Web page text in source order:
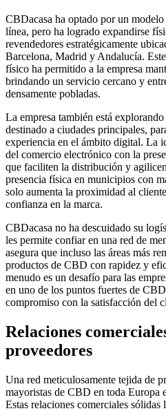
CBDacasa ha optado por un
línea, pero ha logrado expandirse
revendedores estratégicamente
Barcelona, Madrid y Andalucía.
físico ha permitido a la empresa
brindando un servicio cercano y
densamente pobladas.
La empresa también está
destinado a ciudades principales,
experiencia en el ámbito digital. La
del comercio electrónico con la
que faciliten la distribución y
presencia física en municipios con
solo aumenta la proximidad al
confianza en la marca.
CBDacasa no ha descuidado su
les permite confiar en una red de
asegura que incluso las áreas más
productos de CBD con rapidez y
menudo es un desafío para las
en uno de los puntos fuertes de
compromiso con la satisfacción del
Relaciones
proveedores
Una red meticulosamente tejida de
mayoristas de CBD en toda Europa
Estas relaciones comerciales